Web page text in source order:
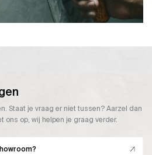
Staat je vraag er niet tussen? Aarzel dan
ons op, wij helpen je graag verder.